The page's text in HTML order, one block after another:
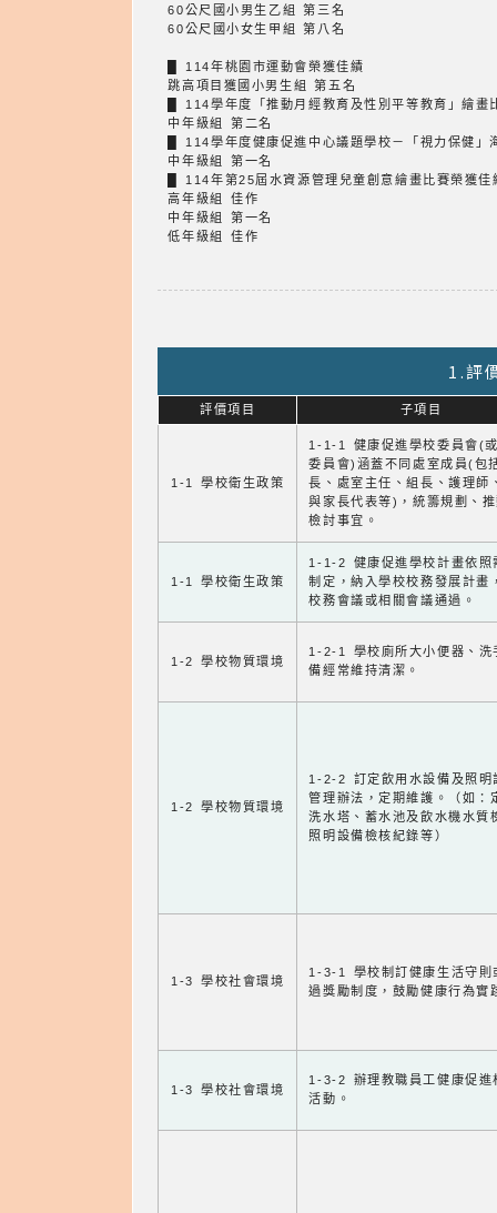
60公尺國小男生乙組 第三名
60公尺國小女生甲組 第八名
█ 114年桃園市運動會榮獲佳績
跳高項目獲國小男生組 第五名
█ 114學年度「推動月經教育及性別平等教育」繪畫
中年級組 第二名
█ 114學年度健康促進中心議題學校－「視力保健」
中年級組 第一名
█ 114年第25屆水資源管理兒童創意繪畫比賽榮獲佳
高年級組 佳作
中年級組 第一名
低年級組 佳作
1.評
評價項目 子項目
1-1 學校衛生政策
1-1-1 健康促進學校委員會(
委員會)涵蓋不同處室成員(包
長、處室主任、組長、護理師
與家長代表等)，統籌規劃、
檢討事宜。
1-1 學校衛生政策
1-1-2 健康促進學校計畫依照
制定，納入學校校務發展計畫
校務會議或相關會議通過。
1-2 學校物質環境
1-2-1 學校廁所大小便器、洗
備經常維持清潔。
1-2 學校物質環境
1-2-2 訂定飲用水設備及照明
管理辦法，定期維護。（如：
洗水塔、蓄水池及飲水機水質
照明設備檢核紀錄等）
1-3 學校社會環境
1-3-1 學校制訂健康生活守則
過獎勵制度，鼓勵健康行為實
1-3 學校社會環境
1-3-2 辦理教職員工健康促進
活動。